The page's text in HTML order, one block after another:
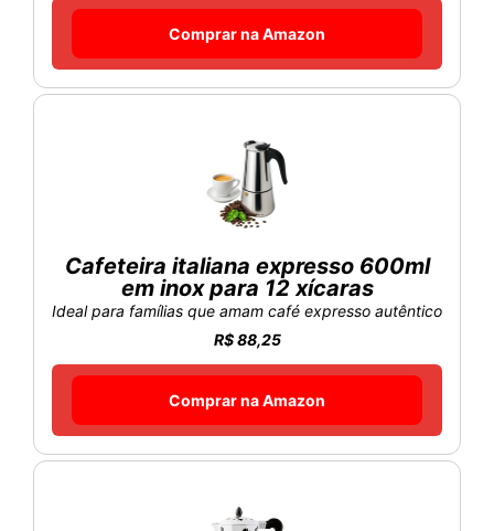
Comprar na Amazon
Cafeteira italiana expresso 600ml
em inox para 12 xícaras
Ideal para famílias que amam café expresso autêntico
R$ 88,25
Comprar na Amazon